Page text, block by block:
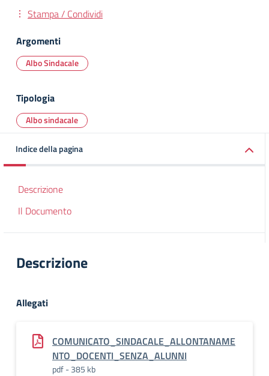
Stampa / Condividi
Argomenti
Albo Sindacale
Tipologia
Albo sindacale
Indice della pagina
Descrizione
Il Documento
Descrizione
Allegati
COMUNICATO_SINDACALE_ALLONTANAME
NTO_DOCENTI_SENZA_ALUNNI
pdf - 385 kb